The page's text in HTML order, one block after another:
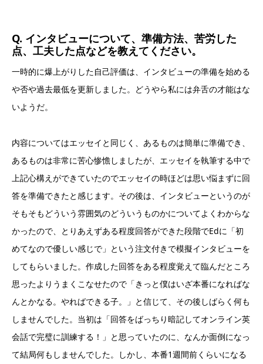
Q. インタビューについて、準備方法、苦労した
点、工夫した点などを教えてください。
一時的に爆上がりした自己評価は、インタビューの準備を始める
や否や過去最低を更新しました。どうやら私には弁舌の才能はな
いようだ。
内容についてはエッセイと同じく、あるものは簡単に準備でき、
あるものは非常に苦心惨憺しましたが、エッセイを執筆する中で
上記心構えができていたのでエッセイの時ほどは思い悩まずに回
答を準備できたと感じます。その後は、インタビューというのが
そもそもどういう雰囲気のどういうものかについてよくわからな
かったので、とりあえずある程度回答ができた段階でEdに「初
めてなので優しい感じで」という注文付きで模擬インタビューを
してもらいました。作成した回答をある程度覚えて臨んだところ
思ったよりうまくこなせたので「きっと僕はいざ本番になればな
んとかなる。やればできる子。」と信じて、その後しばらく何も
しませんでした。当初は「回答をばっちり暗記してオンライン英
会話で完璧に訓練する！」と思っていたのに、なんか面倒になっ
て結局何もしませんでした。しかし、本番1週間前くらいになる